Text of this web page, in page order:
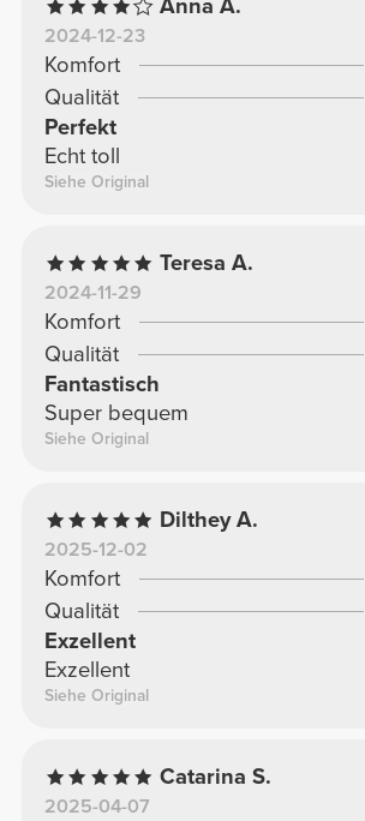
Anna A.
2024-12-23
Komfort
Qualität
Perfekt
Echt toll
Siehe Original
Teresa A.
2024-11-29
Komfort
Qualität
Fantastisch
Super bequem
Siehe Original
Dilthey A.
2025-12-02
Komfort
Qualität
Exzellent
Exzellent
Siehe Original
Catarina S.
2025-04-07